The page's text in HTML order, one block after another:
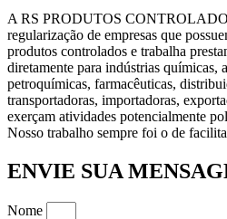
A RS PRODUTOS
regularização de empresas que
produtos controlados e trabalha
diretamente para indústrias químicas,
petroquímicas, farmacêuticas,
transportadoras, importadoras,
exerçam atividades potencialmente
Nosso trabalho sempre foi o de
ENVIE SUA
Nome